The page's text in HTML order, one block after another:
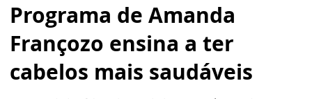
Programa de Amanda
Françozo ensina a ter
cabelos mais saudáveis